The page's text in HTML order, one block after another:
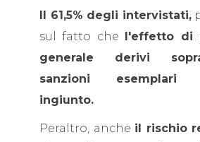
Il 61,5% degli intervistati,
sul fatto che l'effetto di
generale derivi
sanzioni esemplari
ingiunto.
Peraltro, anche il rischio